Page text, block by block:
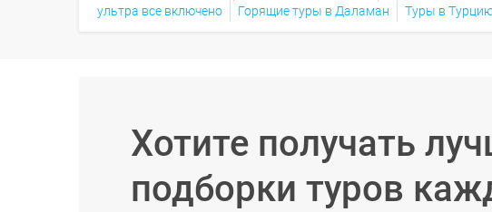
ультра все включено
Горящие туры в Даламан Туры в
Хотите получать
подборки туров